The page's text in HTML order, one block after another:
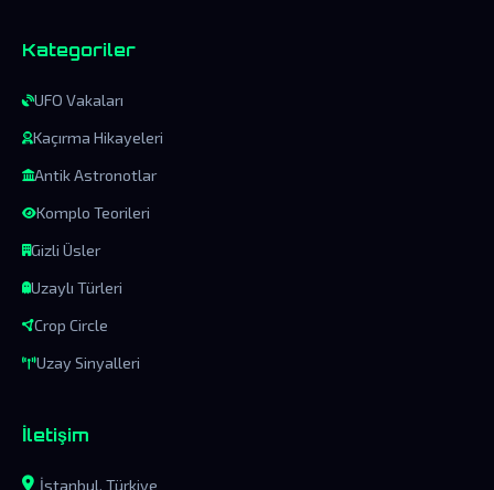
Kategoriler
UFO Vakaları
Kaçırma Hikayeleri
Antik Astronotlar
Komplo Teorileri
Gizli Üsler
Uzaylı Türleri
Crop Circle
Uzay Sinyalleri
İletişim
İstanbul, Türkiye